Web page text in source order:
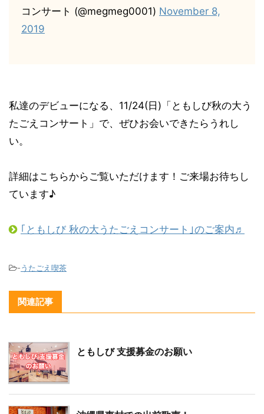
コンサート (@megmeg0001) November 8,
2019
私達のデビューになる、11/24(日)「ともしび秋の大う
たごえコンサート」で、ぜひお会いできたらうれし
い。
詳細はこちらからご覧いただけます！ご来場お待ちし
ています♪
｢ともしび 秋の大うたごえコンサート｣のご案内♬
-うたごえ喫茶
関連記事
ともしび 支援募金のお願い